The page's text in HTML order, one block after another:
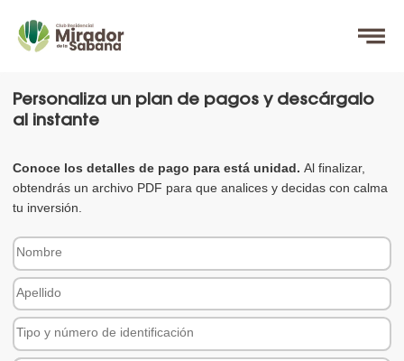
Personaliza un plan de pagos y descárgalo
al instante
Conoce los detalles de pago para está unidad. Al finalizar,
obtendrás un archivo PDF para que analices y decidas con calma
tu inversión.